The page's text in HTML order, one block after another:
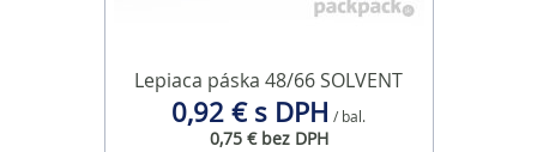
Lepiaca páska 48/66 SOLVENT
0,92 € s DPH / bal.
0,75 € bez DPH